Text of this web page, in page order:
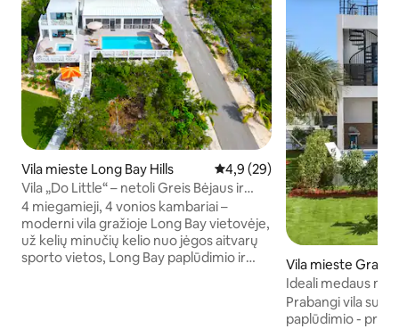
Vila mieste Long Bay Hills Vidutinis įvertinimas: 4,9 iš 5,
4,9 (29)
Vila „Do Little“ – netoli Greis Bėjaus ir
Long Bėjaus paplūdimio
4 miegamieji, 4 vonios kambariai –
moderni vila gražioje Long Bay vietovėje,
už kelių minučių kelio nuo jėgos aitvarų
sporto vietos, Long Bay paplūdimio ir
Vila mieste Grace
Ideali medaus
Prabangi vila su
paplūdimio -